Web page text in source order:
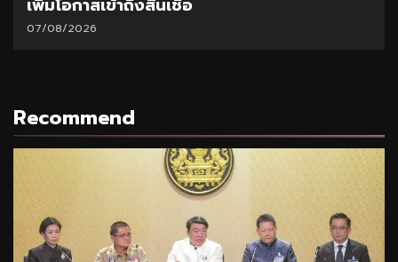
“ปิดหนี้ไว ไปต่อได้” ที่ศาลแพ่งตลิ่งชัน 8-9
ส.ค.69
Recommend